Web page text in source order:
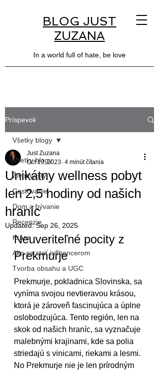
BLOG JUST
ZUZANA
In a world full of hate, be love
Príspevok
Všetky blogy
Životný štýl
Cestovanie
Dom a bývanie
Recenzie
Krása
Ako sa stať influencerom
Tvorba obsahu a UGC
Všetky blogy
Unikátny wellness pobyt
len 2,5 hodiny od našich
hraníc
Just Zuzana
Oct 19, 2023 4 minút čítania
Updated:Sep 26, 2025
Neuveriteľné pocity z
Prekmurje
Prekmurje, pokladnica Slovinska, sa
vyníma svojou nevtieravou krásou,
ktorá je zároveň fascinujúca a úplne
oslobodzujúca. Tento región, len na
skok od našich hraníc, sa vyznačuje
malebnými krajinami, kde sa polia
striedajú s vinicami, riekami a lesmi.
No Prekmurje nie je len prírodným